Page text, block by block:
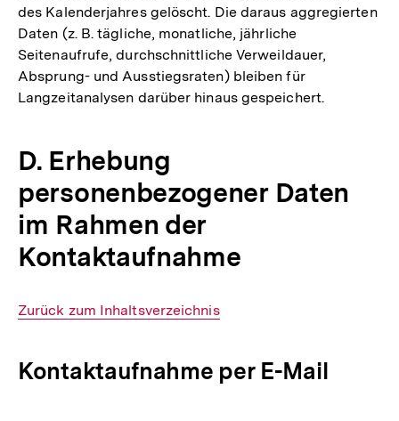
des Kalenderjahres gelöscht. Die daraus aggregierten
Daten (z. B. tägliche, monatliche, jährliche
Seitenaufrufe, durchschnittliche Verweildauer,
Absprung- und Ausstiegsraten) bleiben für
Langzeitanalysen darüber hinaus gespeichert.
D. Erhebung
personenbezogener Daten
im Rahmen der
Kontaktaufnahme
Interner
Zurück zum Inhaltsverzeichnis
Kontaktaufnahme per E-Mail